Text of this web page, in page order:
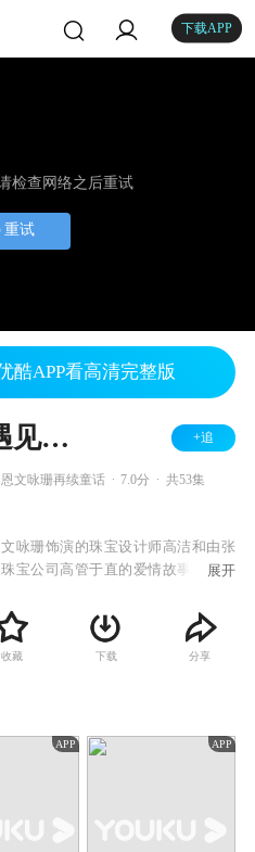
下载APP
检查网络之后重试
重试
酷APP看高清完整版
只为遇见你 DVD版 +追
文咏珊再续童话 7.0分 共53集
咏珊饰演的珠宝设计师高洁和由张
宝公司高管于直的爱情故事。两人
将传承传统国粹与时尚前沿创新相
想，最终收获爱情的故事。
展开
收藏 下载 分享
APP APP